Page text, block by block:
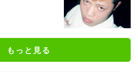
もっと見る